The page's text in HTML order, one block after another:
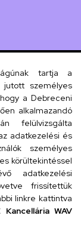
tartja a
jutott személyes
a Debreceni
alkalmazandó
felülvizsgálta
adatkezelési és
személyes
körültekintéssel
adatkezelési
frissítettük
linkre kattintva
Kancellária WAV